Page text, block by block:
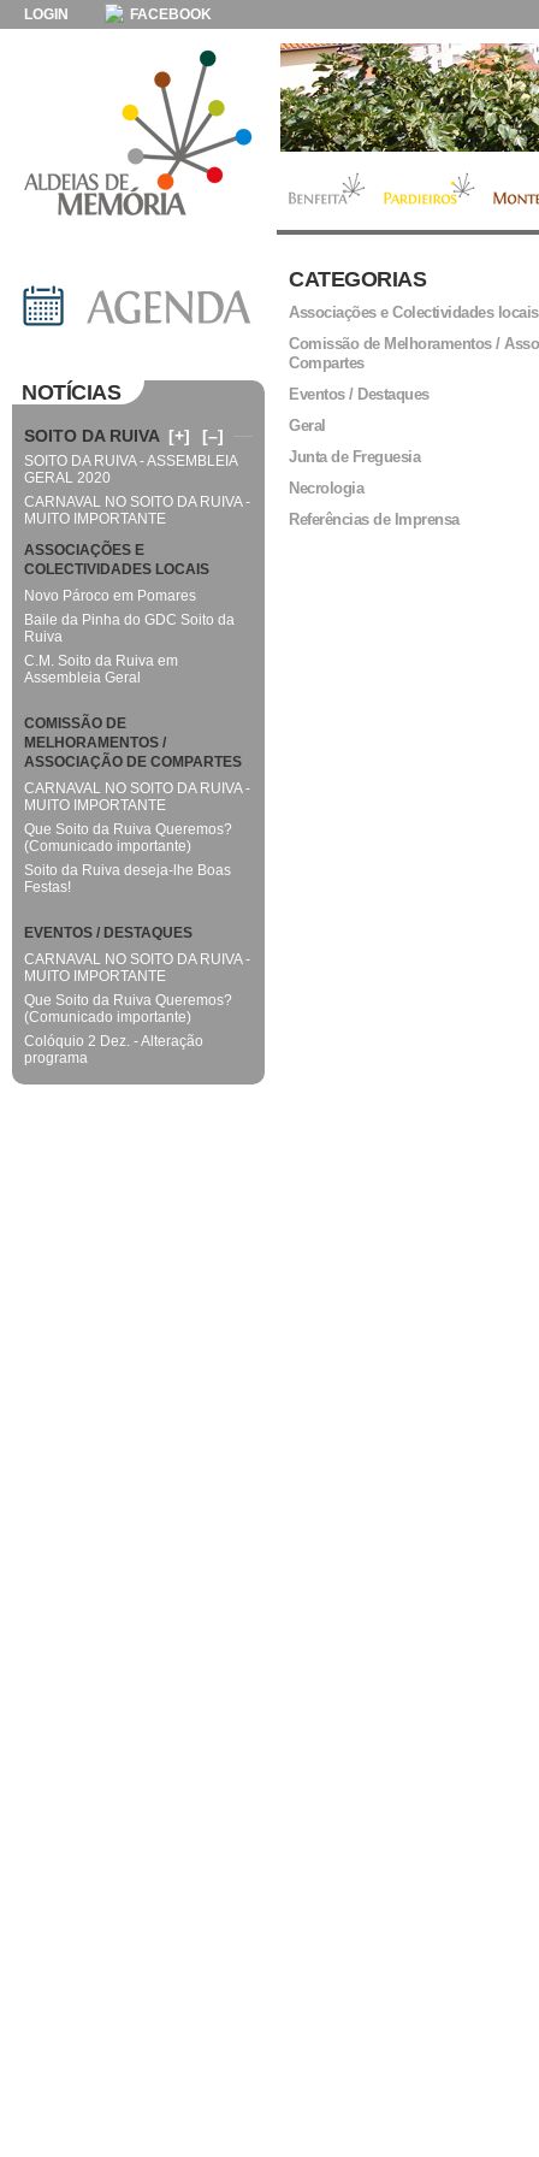
LOGIN FACEBOOK
CATEGORIAS
Associações e Colectividades locais
Comissão de Melhoramentos /
Compartes
Eventos / Destaques
Geral
Junta de Freguesia
Necrologia
Referências de Imprensa
NOTÍCIAS
SOITO DA RUIVA [+] [–]
SOITO DA RUIVA - ASSEMBLEIA
GERAL 2020
CARNAVAL NO SOITO DA RUIVA -
MUITO IMPORTANTE
ASSOCIAÇÕES E
COLECTIVIDADES LOCAIS
Novo Pároco em Pomares
Baile da Pinha do GDC Soito da
Ruiva
C.M. Soito da Ruiva em
Assembleia Geral
COMISSÃO DE
MELHORAMENTOS /
ASSOCIAÇÃO DE COMPARTES
CARNAVAL NO SOITO DA RUIVA -
MUITO IMPORTANTE
Que Soito da Ruiva Queremos?
(Comunicado importante)
Soito da Ruiva deseja-lhe Boas
Festas!
EVENTOS / DESTAQUES
CARNAVAL NO SOITO DA RUIVA -
MUITO IMPORTANTE
Que Soito da Ruiva Queremos?
(Comunicado importante)
Colóquio 2 Dez. - Alteração
programa